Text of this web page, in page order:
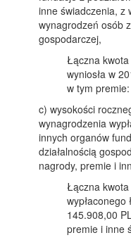
inne świadczenia, z
wynagrodzeń osób
gospodarczej,
Łączna
wyniosła w
w tym
c) wysokości
wynagrodzenia
innych organów
działalnością
nagrody, premie i
Łączna
wypłaconego
145.908,00
premie i inne